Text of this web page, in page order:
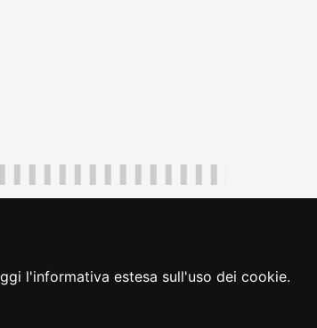
l'informativa estesa sull'uso dei cookie.
cookie loginFVG